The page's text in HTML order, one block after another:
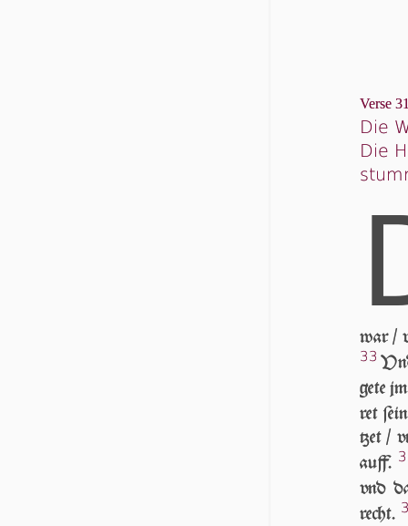
Verse
Die
Die
war /
33
ge­te
ret
tzet /
auff.
vnd
recht.